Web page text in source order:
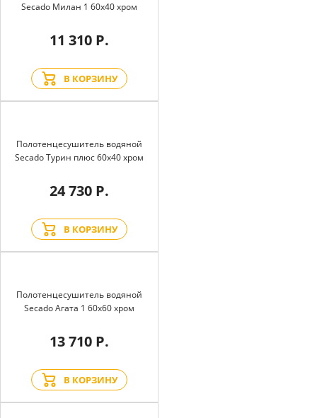
Secado Милан 1 60x40 хром
11 310 Р.
В КОРЗИНУ
Полотенцесушитель водяной
Secado Турин плюс 60x40 хром
24 730 Р.
В КОРЗИНУ
Полотенцесушитель водяной
Secado Агата 1 60x60 хром
13 710 Р.
В КОРЗИНУ